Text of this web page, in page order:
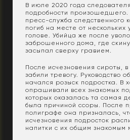
В июле 2020 года
подробности произошедшего.
пресс-служба следственного
погиб на месте от
голове. Убийца же после
заброшенного дома, где
засыпал сверху гравием.
После исчезновения сироты,
забили тревогу. Руководство
начался розыск подростка. В
опрашивали всех знакомых
которых оказалась та самая
была причиной ссоры. После
полиграфе она призналась,
исчезновения подросток
напитки с их общим знакомым